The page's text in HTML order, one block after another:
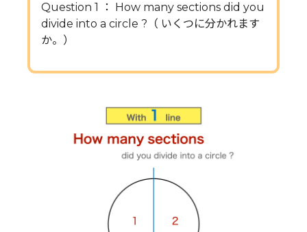
Question 1 ： How many sections did you
divide into a circle ?（ いくつに分かれます
か。）